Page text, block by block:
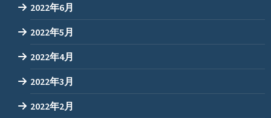
2022年6月
2022年5月
2022年4月
2022年3月
2022年2月